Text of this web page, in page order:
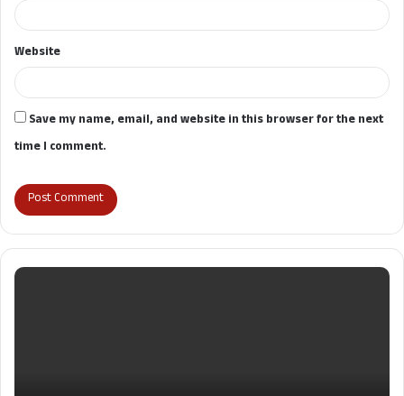
Website
Save my name, email, and website in this browser for the next
time I comment.